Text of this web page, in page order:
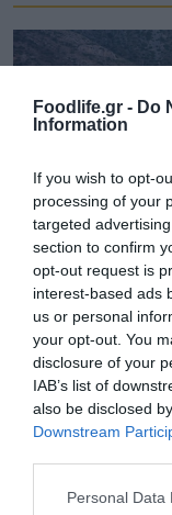
Foodlife.gr - Do
Information
If you wish to opt-
processing of your
targeted
section to confirm
opt-out request is
interest-based ads
us or personal
your opt-out. You
disclosure of your
IAB’s list of
also be disclosed
Downstream
Please note that
Personal Data
03.08.2026
Το ελληνικό
Express